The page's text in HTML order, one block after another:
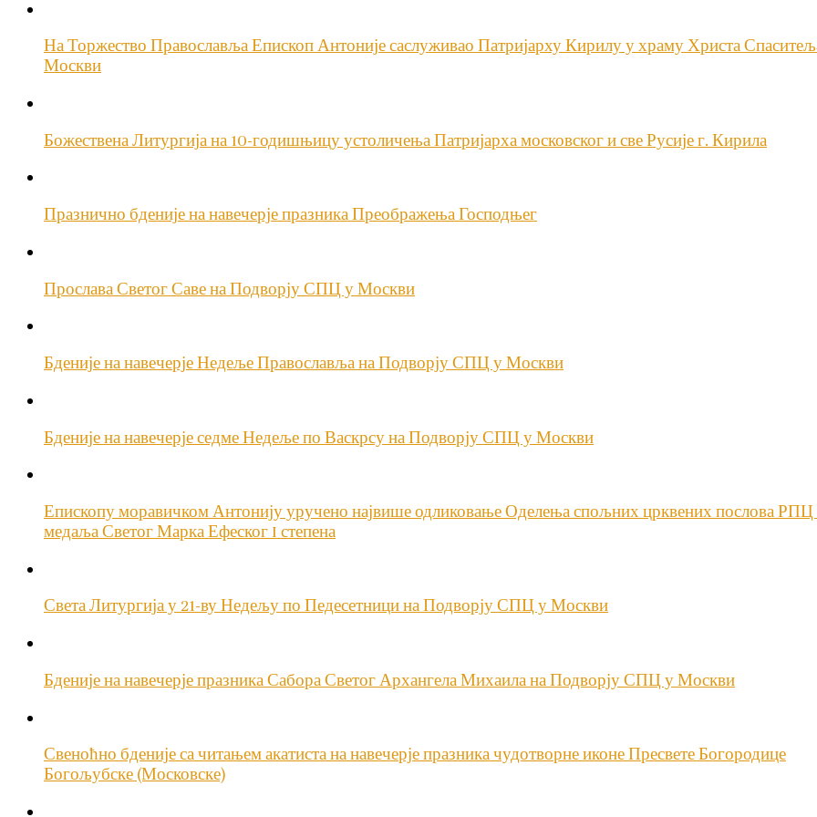
На Торжество Православља Епископ Антоније саслуживао Патријарху Кирилу у храму Христа
Москви
Божествена Литургија на 10-годишњицу устоличења Патријарха московског и све Русије г. Кирила
Празнично бденије на навечерје празника Преображења Господњег
Прослава Светог Саве на Подворју СПЦ у Москви
Бденије на навечерје Недеље Православља на Подворју СПЦ у Москви
Бденије на навечерје седме Недеље по Васкрсу на Подворју СПЦ у Москви
Епископу моравичком Антонију уручено највише одликовање Оделења спољних црквених послова РПЦ
медаља Светог Марка Ефеског I степена
Света Литургија у 21-ву Недељу по Педесетници на Подворју СПЦ у Москви
Бденије на навечерје празника Сабора Светог Архангела Михаила на Подворју СПЦ у Москви
Свеноћно бденије са читањем акатиста на навечерје празника чудотворне иконе Пресвете Богородице
Богољубске (Московске)